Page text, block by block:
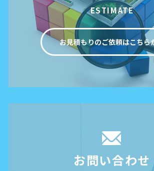
ESTIMATE
お見積もりのご依頼はこちら
お問い合わせ